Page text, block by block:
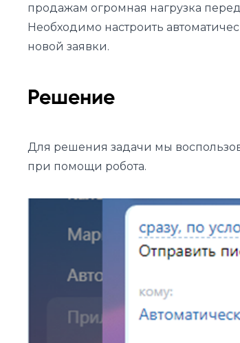
продажам огромная нагрузка
Необходимо настроить
новой заявки.
Решение
Для решения задачи мы
при помощи робота.